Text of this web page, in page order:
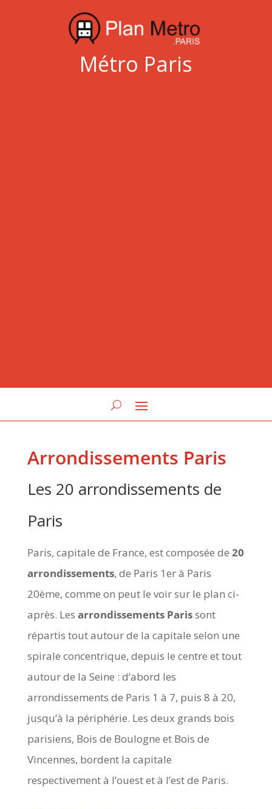
Métro Paris
Arrondissements Paris
Les 20 arrondissements de
Paris
Paris, capitale de France, est composée de 20
arrondissements, de Paris 1er à Paris
20ème, comme on peut le voir sur le plan ci-
après. Les arrondissements Parissont
répartis tout autour de la capitale selon une
spirale concentrique, depuis le centre et tout
autour de la Seine : d’abord les
arrondissements de Paris 1 à 7, puis 8 à 20,
jusqu’à la périphérie. Les deux grands bois
parisiens, Bois de Boulogne et Bois de
Vincennes, bordent la capitale
respectivement à l’ouest et à l’est de Paris.